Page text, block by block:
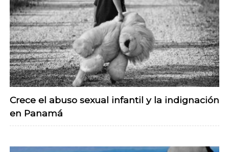
Crece el abuso sexual infantil y la indignación
en Panamá